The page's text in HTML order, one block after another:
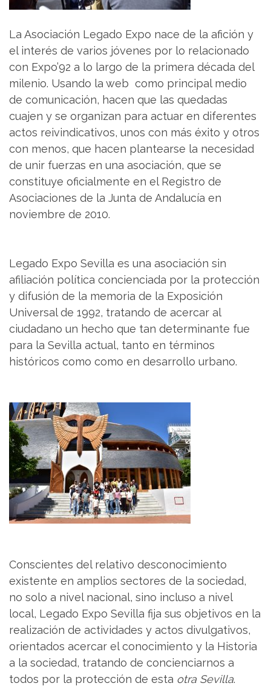
La Asociación Legado Expo nace de la afición y
el interés de varios jóvenes por lo relacionado
con Expo’92 a lo largo de la primera década del
milenio. Usando la web como principal medio
de comunicación, hacen que las quedadas
cuajen y se organizan para actuar en diferentes
actos reivindicativos, unos con más éxito y otros
con menos, que hacen plantearse la necesidad
de unir fuerzas en una asociación, que se
constituye oficialmente en el Registro de
Asociaciones de la Junta de Andalucía en
noviembre de 2010.
Legado Expo Sevilla es una asociación sin
afiliación política concienciada por la protección
y difusión de la memoria de la Exposición
Universal de 1992, tratando de acercar al
ciudadano un hecho que tan determinante fue
para la Sevilla actual, tanto en términos
históricos como como en desarrollo urbano.
Conscientes del relativo desconocimiento
existente en amplios sectores de la sociedad,
no solo a nivel nacional, sino incluso a nivel
local, Legado Expo Sevilla fija sus objetivos en la
realización de actividades y actos divulgativos,
orientados acercar el conocimiento y la Historia
a la sociedad, tratando de concienciarnos a
todos por la protección de esta otra Sevilla.